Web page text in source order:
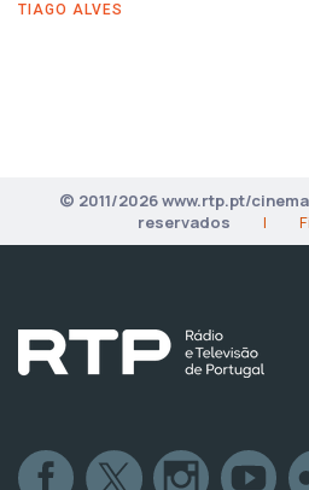
TIAGO ALVES
© 2011/2026 www.rtp.pt/
reservados
|